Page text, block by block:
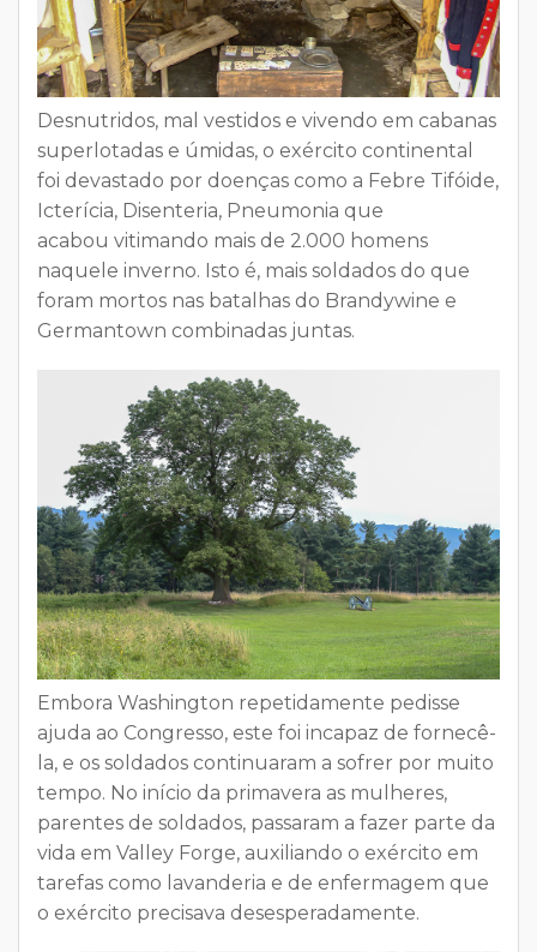
Desnutridos, mal vestidos e vivendo em cabanas
superlotadas e úmidas, o exército continental
foi devastado por doenças como a Febre Tifóide,
Icterícia, Disenteria, Pneumonia que
acabou vitimando mais de 2.000 homens
naquele inverno. Isto é, mais soldados do que
foram mortos nas batalhas do Brandywine e
Germantown combinadas juntas.
Embora Washington repetidamente pedisse
ajuda ao Congresso, este foi incapaz de fornecê-
la, e os soldados continuaram a sofrer por muito
tempo. No início da primavera as mulheres,
parentes de soldados, passaram a fazer parte da
vida em Valley Forge, auxiliando o exército em
tarefas como lavanderia e de enfermagem que
o exército precisava desesperadamente.